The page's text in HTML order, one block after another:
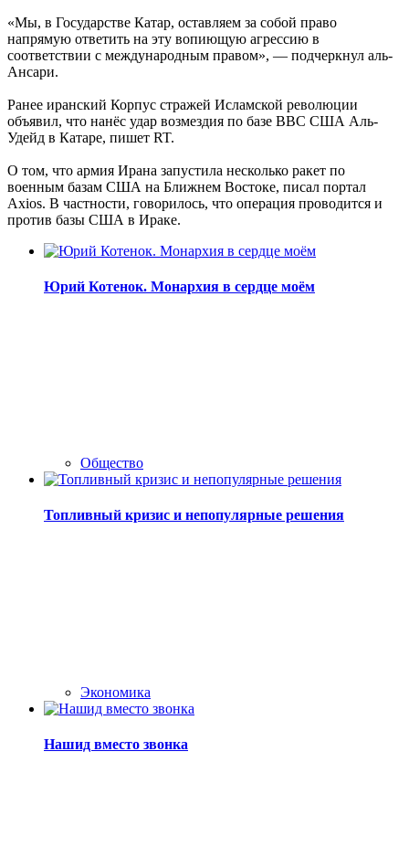
«Мы, в Государстве Катар, оставляем за собой право
напрямую ответить на эту вопиющую агрессию в
соответствии с международным правом», — подчеркнул аль-
Ансари.
Ранее иранский Корпус стражей Исламской революции
объявил, что нанёс удар возмездия по базе ВВС США Аль-
Удейд в Катаре, пишет RT.
О том, что армия Ирана запустила несколько ракет по
военным базам США на Ближнем Востоке, писал портал
Axios. В частности, говорилось, что операция проводится и
против базы США в Ираке.
Юрий Котенок. Монархия в сердце моём
Общество
Топливный кризис и непопулярные решения
Экономика
Нашид вместо звонка